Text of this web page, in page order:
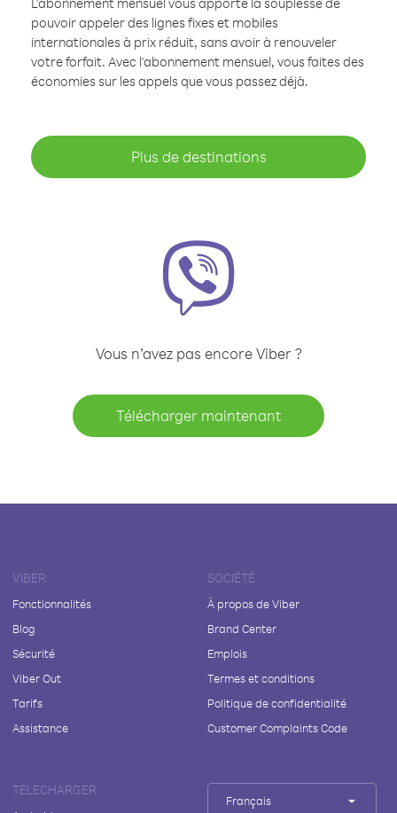
pouvoir appeler des lignes fixes et mobiles
internationales à prix réduit, sans avoir à renouveler
votre forfait. Avec l'abonnement mensuel, vous faites des
économies sur les appels que vous passez déjà.
Plus de destinations
Vous n’avez pas encore Viber ?
Télécharger maintenant
VIBER
Fonctionnalités
Blog
Sécurité
Viber Out
Tarifs
Assistance
SOCIÉTÉ
À propos de Viber
Brand Center
Emplois
Termes et conditions
Politique de confidentialité
Customer Complaints Code
TÉLÉCHARGER
Français